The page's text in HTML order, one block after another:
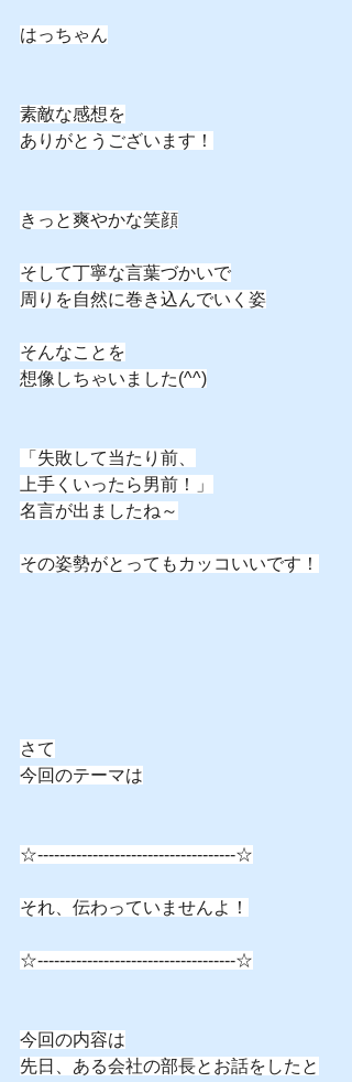
はっちゃん
素敵な感想を
ありがとうございます！
きっと爽やかな笑顔
そして丁寧な言葉づかいで
周りを自然に巻き込んでいく姿
そんなことを
想像しちゃいました(^^)
「失敗して当たり前、
上手くいったら男前！」
名言が出ましたね～
その姿勢がとってもカッコいいです！
さて
今回のテーマは
☆------------------------------------☆
それ、伝わっていませんよ！
☆------------------------------------☆
今回の内容は
先日、ある会社の部長とお話をしたと